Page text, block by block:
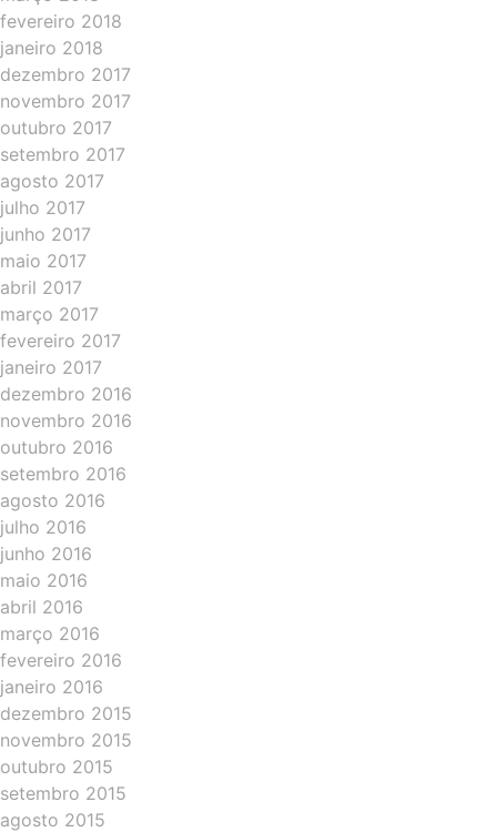
fevereiro 2018
janeiro 2018
dezembro 2017
novembro 2017
outubro 2017
setembro 2017
agosto 2017
julho 2017
junho 2017
maio 2017
abril 2017
março 2017
fevereiro 2017
janeiro 2017
dezembro 2016
novembro 2016
outubro 2016
setembro 2016
agosto 2016
julho 2016
junho 2016
maio 2016
abril 2016
março 2016
fevereiro 2016
janeiro 2016
dezembro 2015
novembro 2015
outubro 2015
setembro 2015
agosto 2015